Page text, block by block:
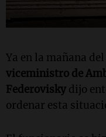
Ya en la mañana
viceministro de
Federovisky dijo
ordenar esta